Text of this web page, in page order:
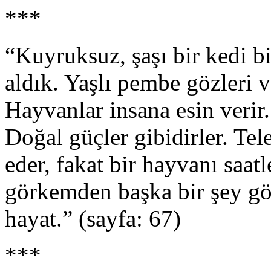
***
“Kuyruksuz, şaşı bir kedi
aldık. Yaşlı pembe
Hayvanlar insana esin
Doğal güçler gibidirler.
eder, fakat bir hayvanı
görkemden başka bir şey
hayat.” (sayfa: 67)
***